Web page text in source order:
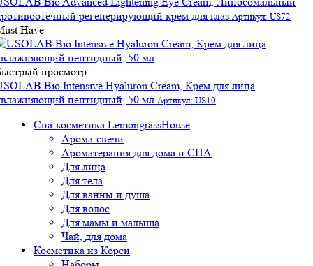
регенерирующий крем для глаз Артикул: US72
Have
просмотр
Bio Intensive Hyaluron Cream, Крем для лица
пептидный, 50 мл Артикул: US10
Спа-косметика LemongrassHouse
Арома-свечи
Ароматерапия для дома и СПА
Для лица
Для тела
Для ванны и душа
Для волос
Для мамы и малыша
Чай, для дома
Косметика из Кореи